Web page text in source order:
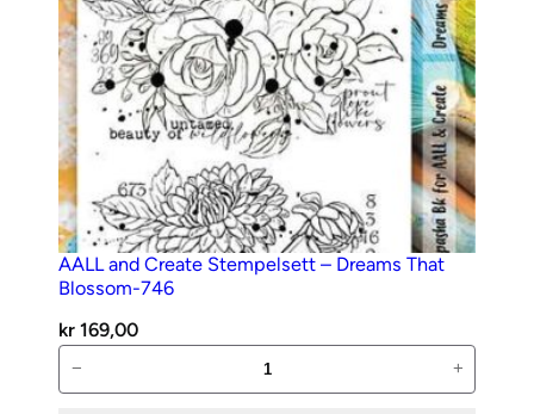
AALL and Create Stempelsett – Dreams That
Blossom-746
kr 169,00
and
− +